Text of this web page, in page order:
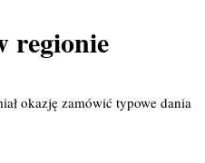
regionie
okazję zamówić typowe dania